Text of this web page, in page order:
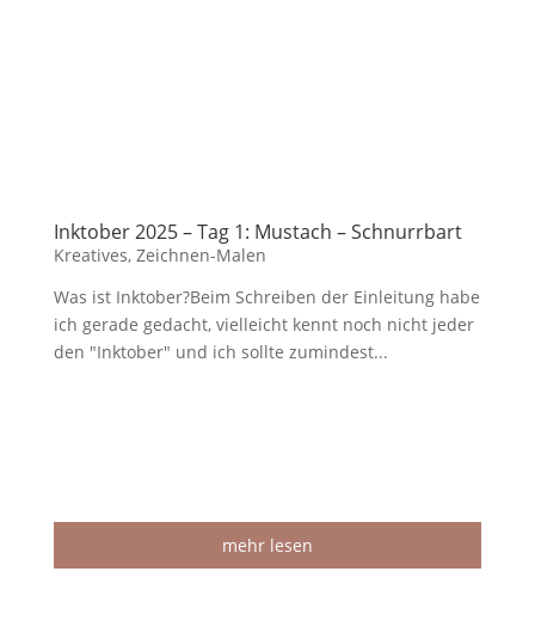
Inktober 2025 – Tag 1: Mustach – Schnurrbart
Kreatives, Zeichnen-Malen
Was ist Inktober?Beim Schreiben der Einleitung habe
ich gerade gedacht, vielleicht kennt noch nicht jeder
den "Inktober" und ich sollte zumindest...
mehr lesen